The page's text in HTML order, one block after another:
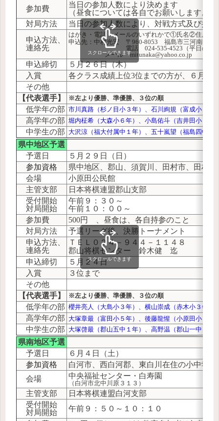
参加費
当日の参加人数により決めます
（昼食については各自でお願いします。）
対局方法
当日の参加人数により、対戦方式及び持
申込方法、
連絡先
はがき・電話・メールのいずれかで①氏名②住所③
申込先：中村光宏 〒960-8053 福島市三河南町４
電話 024-535-4523（平日の日中はつ
メール mitunaka@yahoo.co.jp
申込締切
５月２６日（木）
入賞
各クラス成績上位3位までの方が、６月１
その他
【代表選手】
※左より優勝、準優勝、３位の順
低学年の部 市川真路（杉ノ目小３年）、石川絢規（富成小３年
高学年の部 堀内柾希（大森小６年）、小島佑斗（吉井田小５年
中学生の部 大沢涼（福大付属中１年）、五十嵐望（福島四中１
スクロールできます
県中地区予選
予選日
５月２９日（日）
参加資格
県中地区、郡山、須賀川、田村市、田村
会場
小原田公民館
主管支部
日本将棋連盟郡山支部
受付開始
対局開始
午前９：３０～
午前１０：００～
参加費
500円 、昼食は、各自持参のこと
対局方法
予選リーグ後、決勝トーナメント
申込方法、
連絡先
ＴＥＬ０２４－９４４－１１４８
郡山将棋センター 鈴木健 迄
申込締切
５月２４日
入賞
３位まで
その他
【代表選手】
※左より優勝、準優勝、３位の順
低学年の部 櫻井亮人（大島小３年）、横山崇成（赤木小３年）
高学年の部 大塚章最（富田小５年）、後藤龍惺（小原田小５年
中学生の部 大塚啓最（郡山五中１年）、高野温（郡山一中１年
スクロールできます
県南地区予選
予選日
６月４日（土）
参加資格
白河市、西白河郡、東白川在住の小中学生
会場
中央福祉センター・白寿園
（ 白河市北中川原３１３）
主管支部
日本将棋連盟白河支部
受付開始
対局開始
午前９：５０～１０：１０